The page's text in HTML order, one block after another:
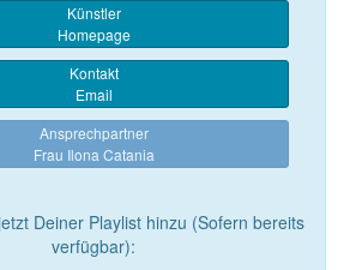
Künstler
Homepage
Kontakt
Email
Ansprechpartner
Frau Ilona Catania
Deiner Playlist hinzu (Sofern bereits
verfügbar):